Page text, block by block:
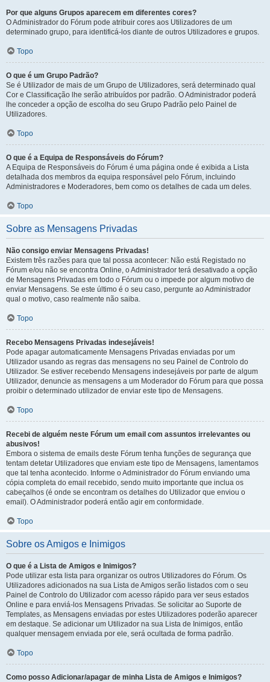
Por que alguns Grupos aparecem em diferentes cores?
O Administrador do Fórum pode atribuir cores aos Utilizadores de um
determinado grupo, para identificá-los diante de outros Utilizadores e grupos.
Topo
O que é um Grupo Padrão?
Se é Utilizador de mais de um Grupo de Utilizadores, será determinado qual
Cor e Classificação lhe serão atribuídos por padrão. O Administrador poderá
lhe conceder a opção de escolha do seu Grupo Padrão pelo Painel de
Utilizadores.
Topo
O que é a Equipa de Responsáveis do Fórum?
A Equipa de Responsáveis do Fórum é uma página onde é exibida a Lista
detalhada dos membros da equipa responsável pelo Fórum, incluindo
Administradores e Moderadores, bem como os detalhes de cada um deles.
Topo
Sobre as Mensagens Privadas
Não consigo enviar Mensagens Privadas!
Existem três razões para que tal possa acontecer: Não está Registado no
Fórum e/ou não se encontra Online, o Administrador terá desativado a opção
de Mensagens Privadas em todo o Fórum ou o impede por algum motivo de
enviar Mensagens. Se este último é o seu caso, pergunte ao Administrador
qual o motivo, caso realmente não saiba.
Topo
Recebo Mensagens Privadas indesejáveis!
Pode apagar automaticamente Mensagens Privadas enviadas por um
Utilizador usando as regras das mensagens no seu Painel de Controlo do
Utilizador. Se estiver recebendo Mensagens indesejáveis por parte de algum
Utilizador, denuncie as mensagens a um Moderador do Fórum para que possa
proibir o determinado utilizador de enviar este tipo de Mensagens.
Topo
Recebi de alguém neste Fórum um email com assuntos irrelevantes ou
abusivos!
Embora o sistema de emails deste Fórum tenha funções de segurança que
tentam detetar Utilizadores que enviam este tipo de Mensagens, lamentamos
que tal tenha acontecido. Informe o Administrador do Fórum enviando uma
cópia completa do email recebido, sendo muito importante que inclua os
cabeçalhos (é onde se encontram os detalhes do Utilizador que enviou o
email). O Administrador poderá então agir em conformidade.
Topo
Sobre os Amigos e Inimigos
O que é a Lista de Amigos e Inimigos?
Pode utilizar esta lista para organizar os outros Utilizadores do Fórum. Os
Utilizadores adicionados na sua Lista de Amigos serão listados com o seu
Painel de Controlo do Utilizador com acesso rápido para ver seus estados
Online e para enviá-los Mensagens Privadas. Se solicitar ao Suporte de
Templates, as Mensagens enviadas por estes Utilizadores poderão aparecer
em destaque. Se adicionar um Utilizador na sua Lista de Inimigos, então
qualquer mensagem enviada por ele, será ocultada de forma padrão.
Topo
Como posso Adicionar/apagar de minha Lista de Amigos e Inimigos?